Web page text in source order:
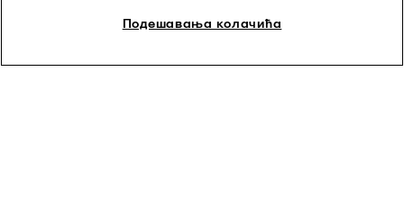
Подешавања колачића